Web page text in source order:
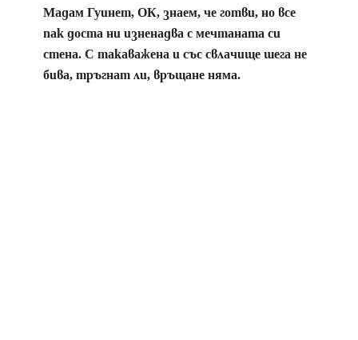
Мадам Гуинет, ОК, знаем, че готви, но все
пак доста ни изненадва с мечтаната си
стена. С такаважена и със свлачище шега не
бива, тръгнат ли, връщане няма.